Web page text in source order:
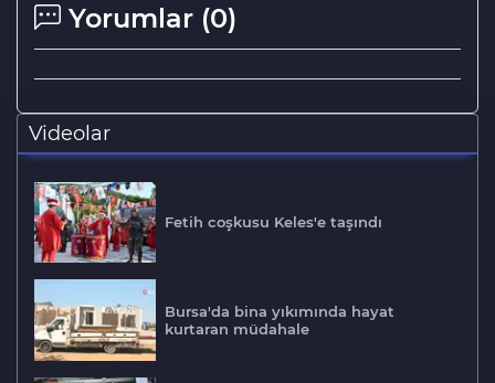
Yorumlar (0)
Videolar
Fetih coşkusu Keles'e taşındı
Bursa'da bina yıkımında hayat
kurtaran müdahale